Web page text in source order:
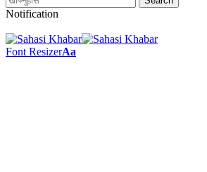
Notification
Font ResizerAa